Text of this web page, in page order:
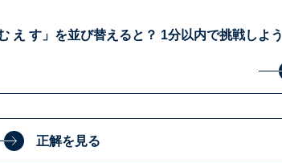
え す」を並び替えると？ 1分以内で挑戦しよう
正解を見る